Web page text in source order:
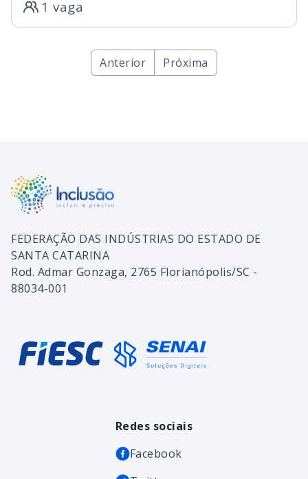
1 vaga
Anterior Próxima
FEDERAÇÃO DAS INDÚSTRIAS DO ESTADO DE
SANTA CATARINA
Rod. Admar Gonzaga, 2765 Florianópolis/SC -
88034-001
Redes sociais
Facebook